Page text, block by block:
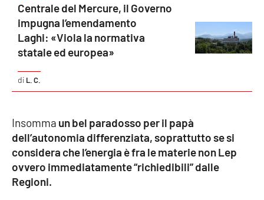
Sport
RUBRICHE
Good Morning Vietnam
Leggendo Alvaro insieme
Imprese Di Calabria
Centrale del Mercure, il Governo
impugna l’emendamento
Laghi: «Viola la normativa
statale ed europea»
L. C.
Insomma un bel paradosso per il papà
dell’autonomia differenziata, soprattutto se si
considera che l’energia è fra le materie non Lep
ovvero immediatamente “richiedibili” dalle
Regioni.